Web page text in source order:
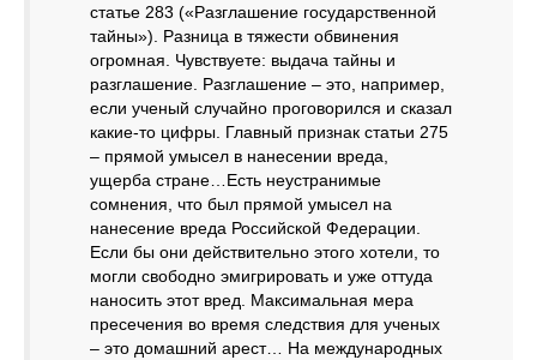
статье 283 («Разглашение государственной
тайны»). Разница в тяжести обвинения
огромная. Чувствуете: выдача тайны и
разглашение. Разглашение – это, например,
если ученый случайно проговорился и сказал
какие-то цифры. Главный признак статьи 275
– прямой умысел в нанесении вреда,
ущерба стране…Есть неустранимые
сомнения, что был прямой умысел на
нанесение вреда Российской Федерации.
Если бы они действительно этого хотели, то
могли свободно эмигрировать и уже оттуда
наносить этот вред. Максимальная мера
пресечения во время следствия для ученых
– это домашний арест… На международных